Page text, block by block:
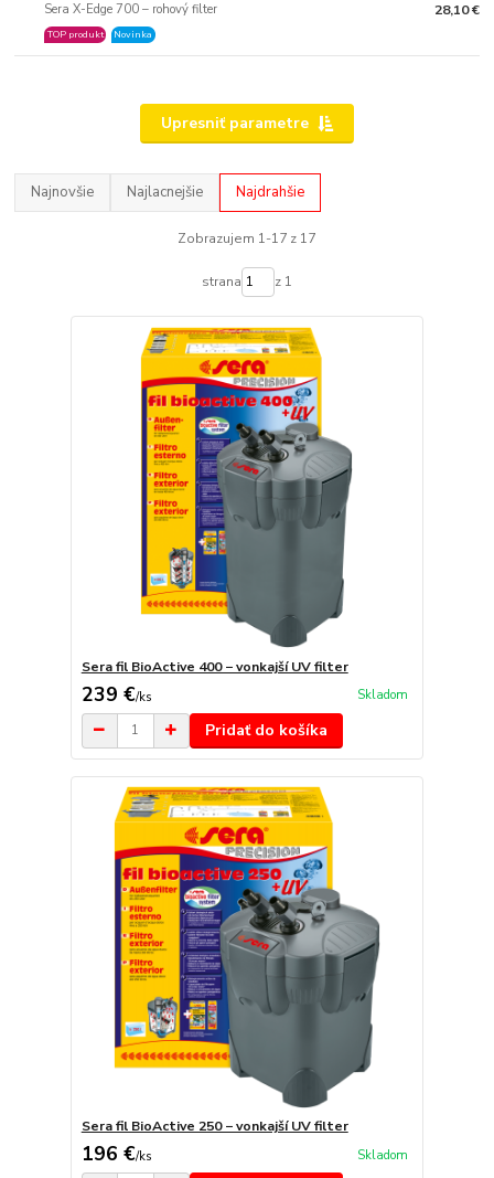
Sera X-Edge 700 – rohový filter
TOP produkt Novinka
28,10 €
Upresniť parametre
Najnovšie Najlacnejšie Najdrahšie
Zobrazujem 1-17 z 17
strana z 1
Sera fil BioActive 400 − vonkajší UV filter
239 €/ks Skladom
Pridať do košíka
Sera fil BioActive 250 − vonkajší UV filter
196 €/ks Skladom